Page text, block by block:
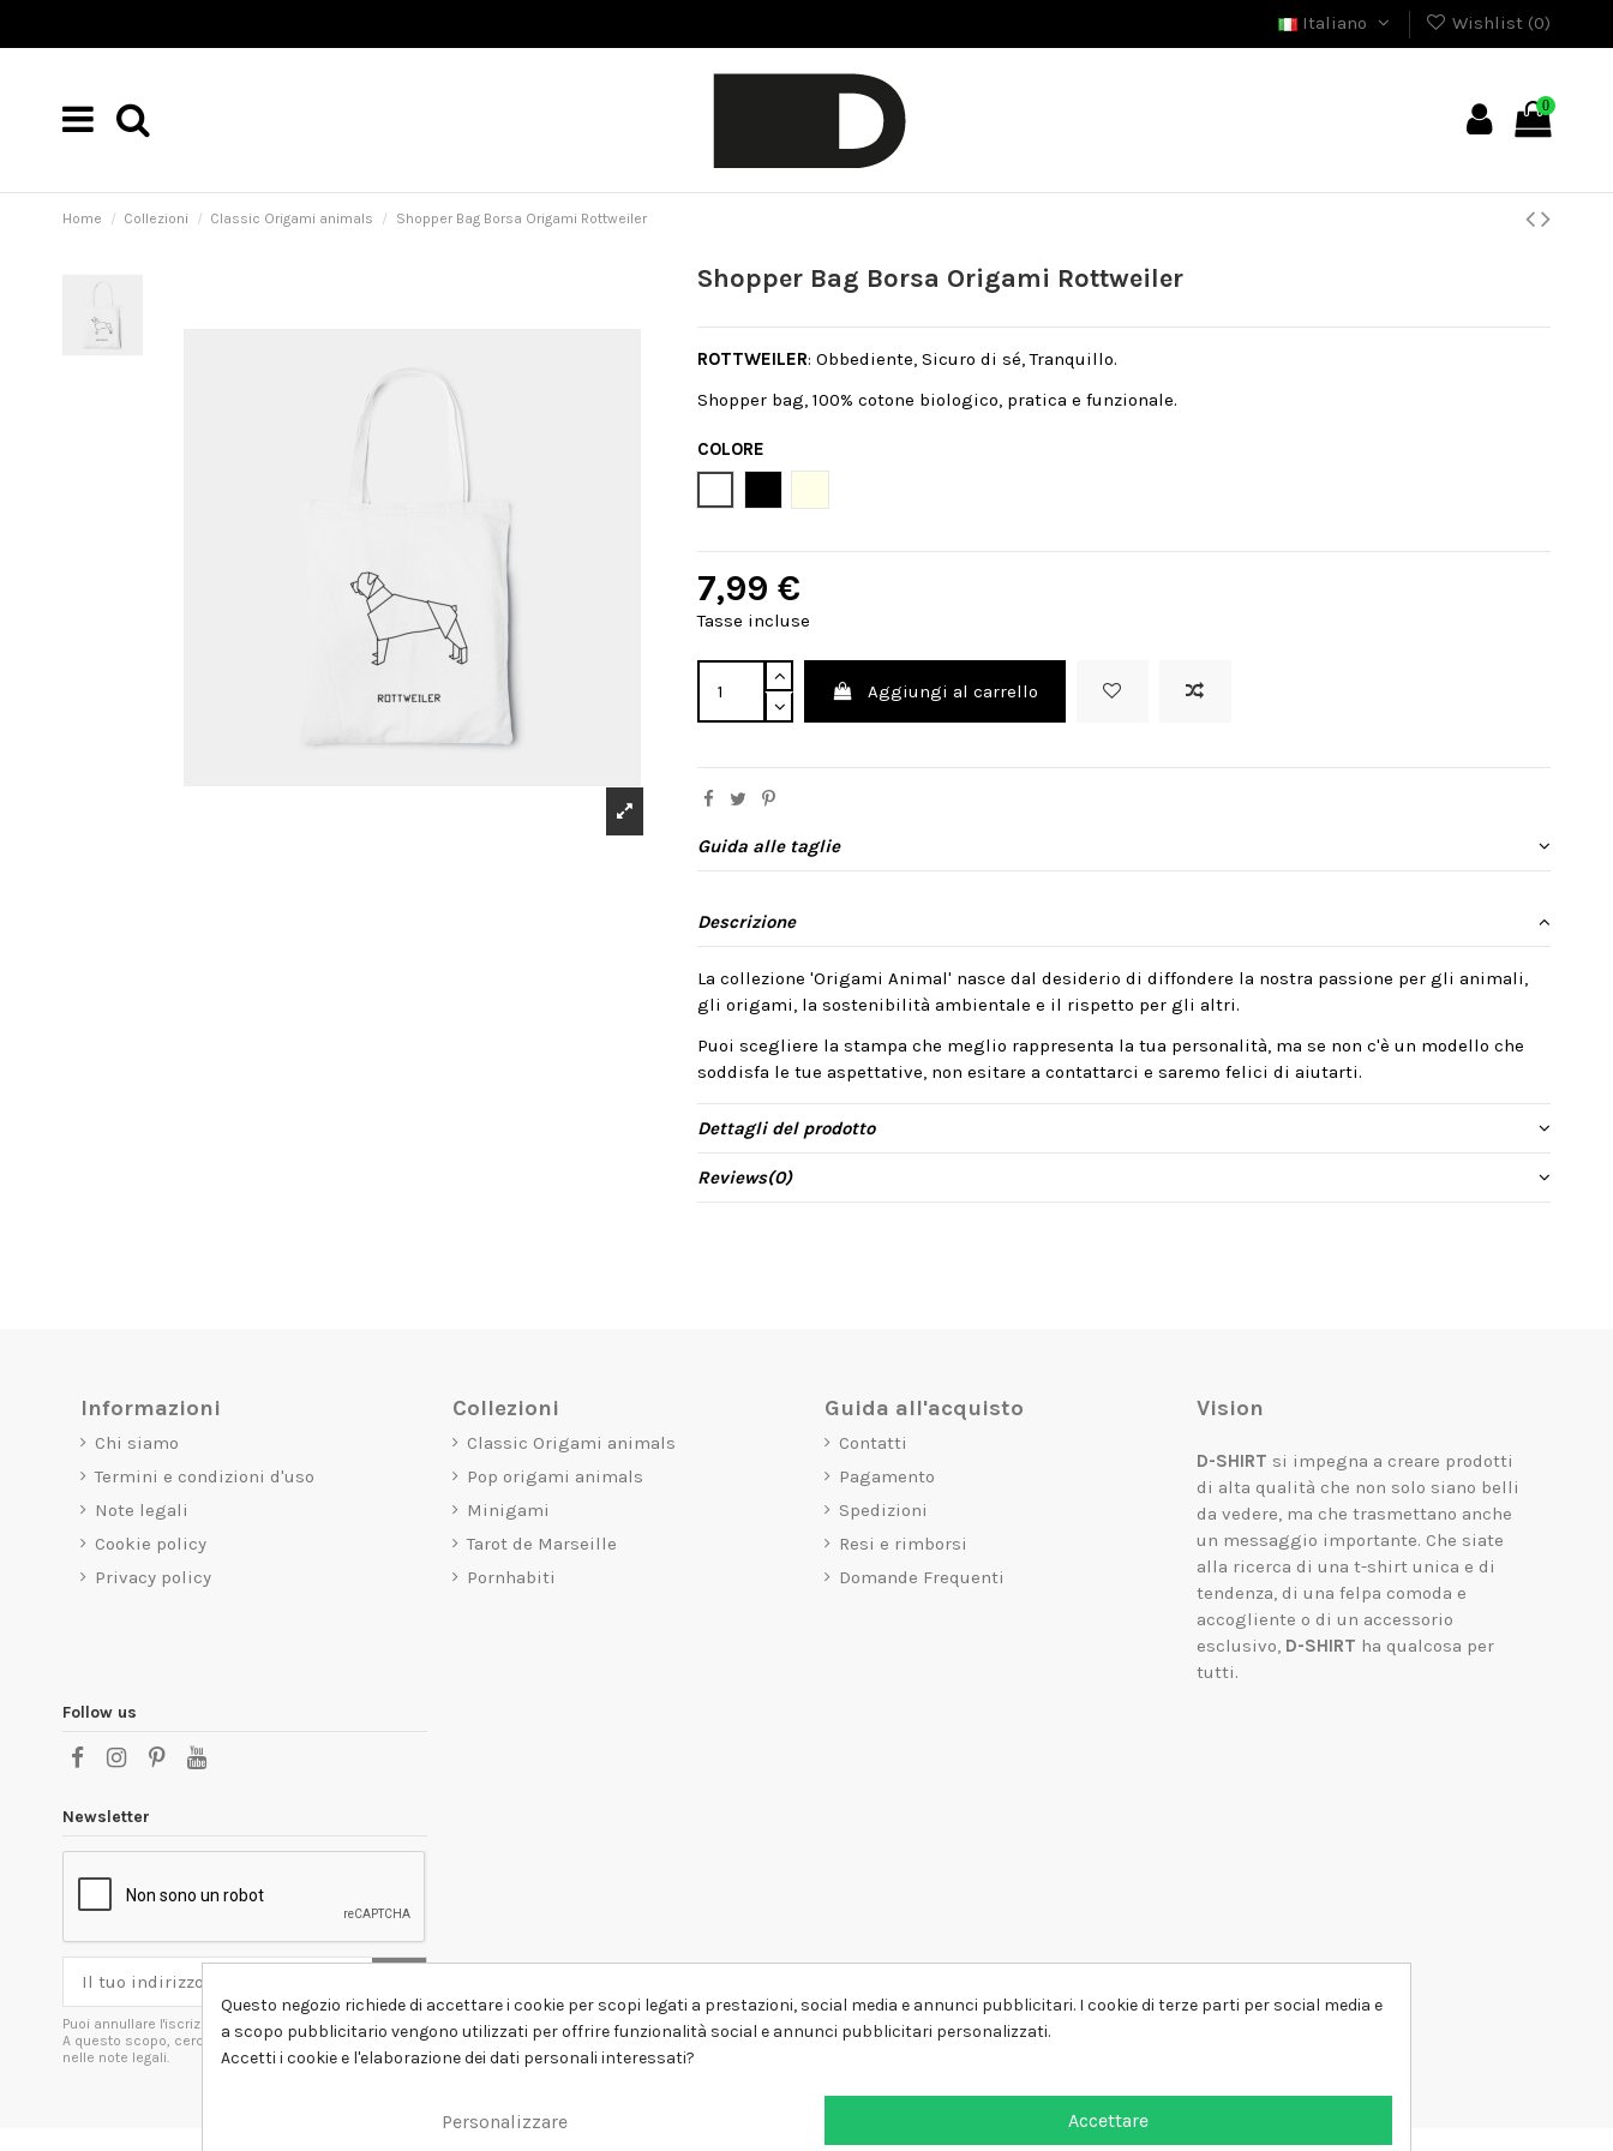
Italiano Wishlist (0)
0
Home Collezioni Classic Origami animals Shopper Bag Borsa Origami Rottweiler
Shopper Bag Borsa Origami Rottweiler
ROTTWEILER: Obbediente, Sicuro di sé, Tranquillo.
Shopper bag, 100% cotone biologico, pratica e funzionale.
COLORE
7,99 €
Tasse incluse
Aggiungi al carrello
Guida alle taglie
Descrizione
La collezione 'Origami Animal' nasce dal desiderio di diffondere la nostra passione per gli animali,
gli origami, la sostenibilità ambientale e il rispetto per gli altri.
Puoi scegliere la stampa che meglio rappresenta la tua personalità, ma se non c'è un modello che
soddisfa le tue aspettative, non esitare a contattarci e saremo felici di aiutarti.
Dettagli del prodotto
Reviews(0)
Informazioni
Chi siamo
Termini e condizioni d'uso
Note legali
Cookie policy
Privacy policy
Collezioni
Classic Origami animals
Pop origami animals
Minigami
Tarot de Marseille
Pornhabiti
Guida all'acquisto
Contatti
Pagamento
Spedizioni
Resi e rimborsi
Domande Frequenti
Vision
D-SHIRT si impegna a creare prodotti
di alta qualità che non solo siano belli
da vedere, ma che trasmettano anche
un messaggio importante. Che siate
alla ricerca di una t-shirt unica e di
tendenza, di una felpa comoda e
accogliente o di un accessorio
esclusivo, D-SHIRT ha qualcosa per
tutti.
Follow us
Newsletter
Puoi annullare l'iscrizione in ogni momenti.
A questo scopo, cerca le info di contatto
nelle note legali.
Questo negozio richiede di accettare i cookie per scopi legati a prestazioni, social media e annunci pubblicitari. I cookie di terze parti per social media e
a scopo pubblicitario vengono utilizzati per offrire funzionalità social e annunci pubblicitari personalizzati.
Accetti i cookie e l'elaborazione dei dati personali interessati?
Accettare
Personalizzare